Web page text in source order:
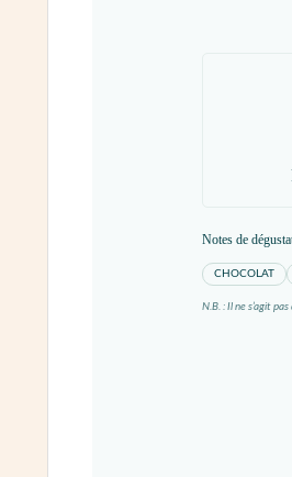
Notes de
CHOCOLAT
N.B. : Il ne s’agit